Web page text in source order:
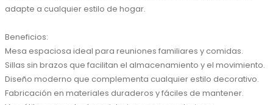
adapte a cualquier estilo de hogar.
Beneficios:
Mesa espaciosa ideal para reuniones familiares y comidas.
Sillas sin brazos que facilitan el almacenamiento y el movimiento.
Diseño moderno que complementa cualquier estilo decorativo.
Fabricación en materiales duraderos y fáciles de mantener.